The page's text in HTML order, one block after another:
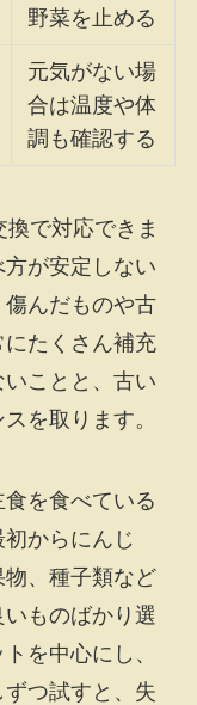
野菜を止める
元気がない場
合は温度や体
調も確認する
で対応できま
が安定しない
んだものや古
たくさん補充
ことと、古い
を取ります。
を食べている
からにんじ
、種子類など
ものばかり選
を中心にし、
つ試すと、失